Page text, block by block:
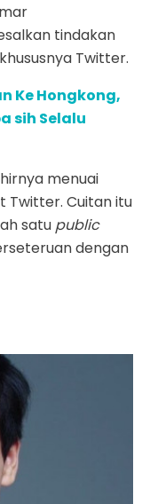
tindakan
Twitter.
Ke Hongkong,
sih Selalu
menuai
Twitter. Cuitan itu
satu public
dengan